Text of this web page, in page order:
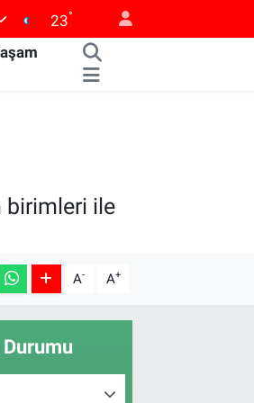
23°
birimleri ile
A- A+